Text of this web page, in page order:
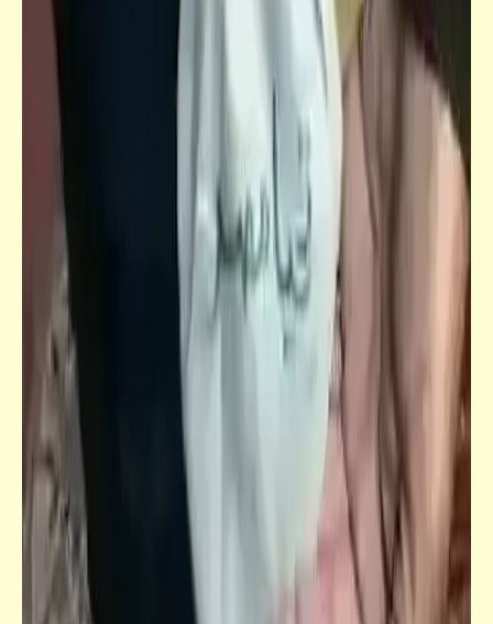
قصص_قصص عالمية
ست نساء وستة رجال | يوسف السباعي | رجل
طيّب (2)
قصص_قصص عالمية
ست نساء وستة رجال | يوسف السباعي | رجل
طيّب (1)